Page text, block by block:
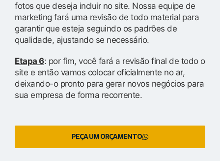
fotos que deseja incluir no site. Nossa equipe de
marketing fará uma revisão de todo material para
garantir que esteja seguindo os padrões de
qualidade, ajustando se necessário.
Etapa 6: por fim, você fará a revisão final de todo o
site e então vamos colocar oficialmente no ar,
deixando-o pronto para gerar novos negócios para
sua empresa de forma recorrente.
PEÇA UM ORÇAMENTO